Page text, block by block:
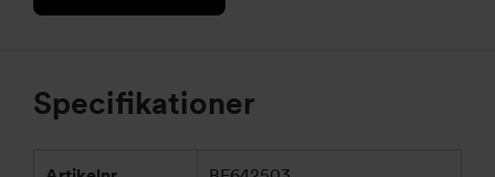
Specifikationer